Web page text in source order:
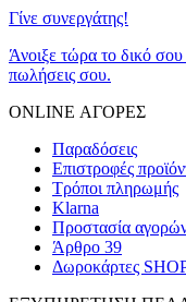
Γίνε συνεργάτης!
Άνοιξε τώρα το δικό
πωλήσεις σου.
ONLINE ΑΓΟΡΕΣ
Παραδόσεις
Επιστροφές
Τρόποι πληρωμής
Klarna
Προστασία
Άρθρο 39
Δωροκάρτες